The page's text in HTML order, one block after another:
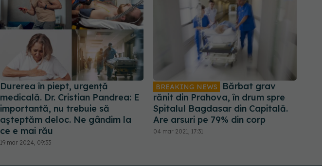
Durerea în piept, urgență
medicală. Dr. Cristian Pandrea: E
importantă, nu trebuie să
așteptăm deloc. Ne gândim la
ce e mai rău
19 mar 2024, 09:33
BREAKING NEWS
Bărbat grav
rănit din Prahova, în drum spre
Spitalul Bagdasar din Capitală.
Are arsuri pe 79% din corp
04 mar 2021, 17:31